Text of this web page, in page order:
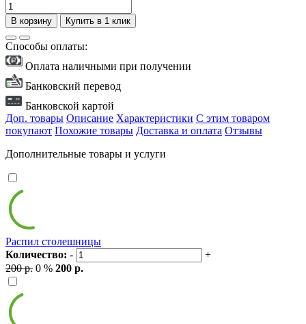
В корзину Купить в 1 клик
Способы оплаты:
Оплата наличными при получении
Банковский перевод
Банковской картой
Доп. товары Описание Характеристики С этим товаром
покупают Похожие товары Доставка и оплата Отзывы
Дополнительные товары и услуги
Распил столешницы
Количество: -
+
200 р. 0 % 200 р.